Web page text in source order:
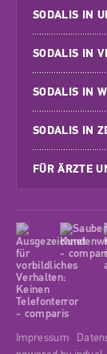
SODALIS IN
SODALIS IN
SODALIS IN
SODALIS IN
FÜR ÄRZTE
Impressum